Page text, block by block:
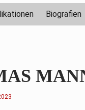
Biografien